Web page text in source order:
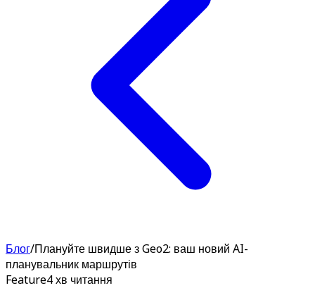
Блог/Плануйте швидше з Geo2: ваш новий AI-
планувальник маршрутів
Feature4 хв читання